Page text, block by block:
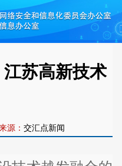
苏高新技术
源： 交汇点新闻